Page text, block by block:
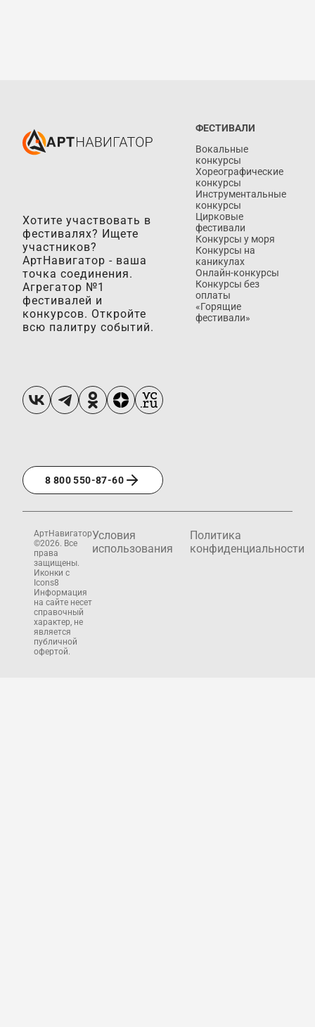
Хотите участвовать в
фестивалях? Ищете
участников?
АртНавигатор - ваша
точка соединения.
Агрегатор №1
фестивалей и
конкурсов. Откройте
всю палитру событий.
8 800 550-87-60
ФЕСТИВАЛИ
Вокальные
конкурсы
Хореографические
конкурсы
Инструментальные
конкурсы
Цирковые
фестивали
Конкурсы у моря
Конкурсы на
каникулах
Онлайн-конкурсы
Конкурсы без
оплаты
«Горящие
фестивали»
АртНавигатор
©2026. Все
права
защищены.
Иконки с
Icons8
Информация
на сайте несет
справочный
характер, не
является
публичной
офертой.
Условия
использования
Политика
конфиденциальности